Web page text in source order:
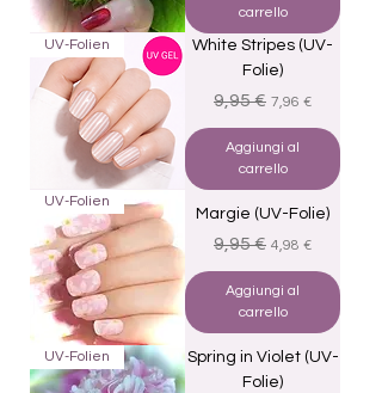
carrello
UV-Folien
White Stripes (UV-
Folie)
Prezzo regolare
9,95 € Prezzo scontato
7,96 €
Aggiungi al
carrello
UV-Folien
Margie (UV-Folie)
Prezzo regolare
9,95 € Prezzo scontato
4,98 €
Aggiungi al
carrello
UV-Folien
Spring in Violet (UV-
Folie)